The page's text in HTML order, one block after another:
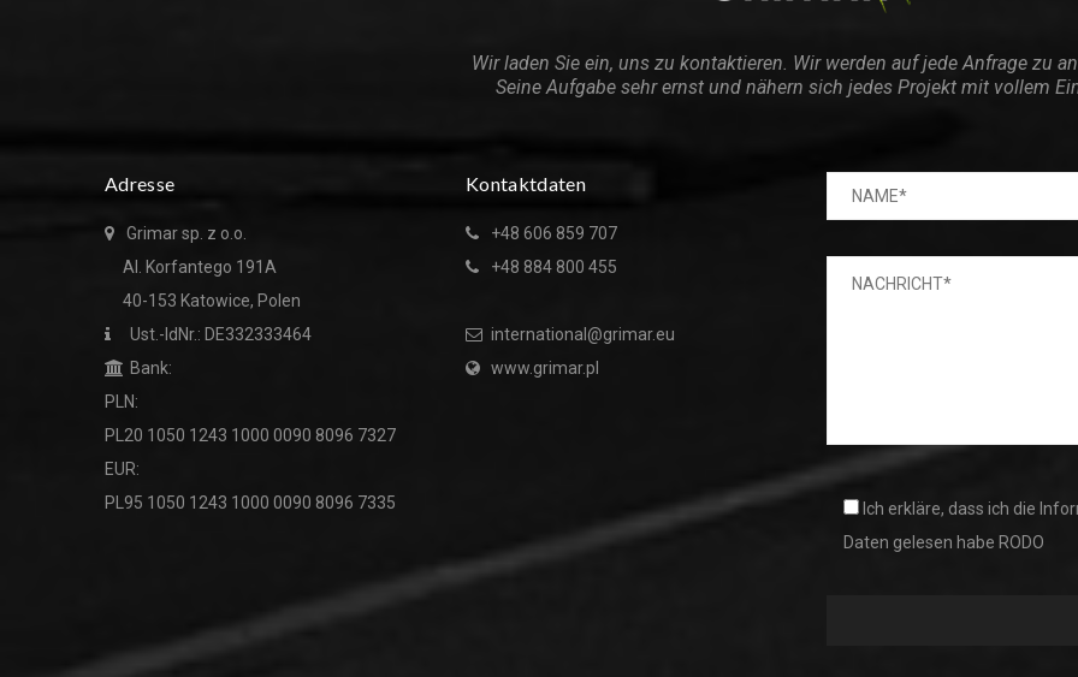
Wir laden Sie ein, uns zu kontaktieren. Wir werden auf jede Anfrage zu
Seine Aufgabe sehr ernst und nähern sich jedes Projekt mit vollem
Adresse
Grimar sp. z o.o.
Al. Korfantego 191A
40-153 Katowice, Polen
Ust.-IdNr.: DE332333464
Bank:
PLN:
PL20 1050 1243 1000 0090 8096 7327
EUR:
PL95 1050 1243 1000 0090 8096 7335
Kontaktdaten
+48 606 859 707
+48 884 800 455
international@grimar.eu
www.grimar.pl
Ich erkläre, dass ich die
Daten gelesen habe RODO